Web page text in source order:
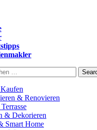
& Renovieren
& Dekorieren
Smart Home